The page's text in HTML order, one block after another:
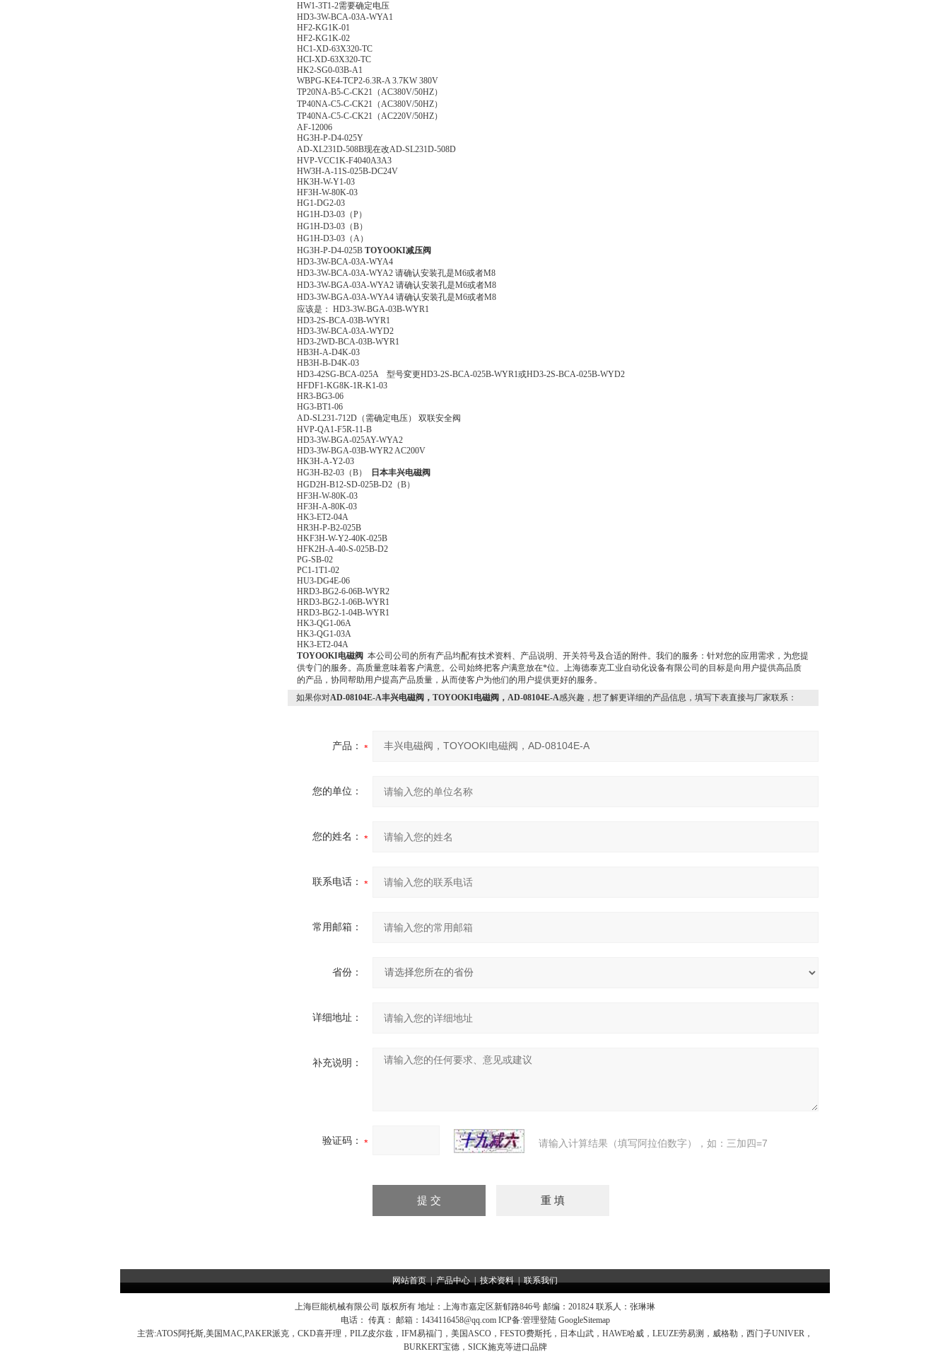
HW1-3T1-2需要确定电压
HD3-3W-BCA-03A-WYA1
HF2-KG1K-01
HF2-KG1K-02
HC1-XD-63X320-TC
HCI-XD-63X320-TC
HK2-SG0-03B-A1
WBPG-KE4-TCP2-6.3R-A 3.7KW 380V
TP20NA-B5-C-CK21（AC380V/50HZ）
TP40NA-C5-C-CK21（AC380V/50HZ）
TP40NA-C5-C-CK21（AC220V/50HZ）
AF-12006
HG3H-P-D4-025Y
AD-XL231D-508B现在改AD-SL231D-508D
HVP-VCC1K-F4040A3A3
HW3H-A-11S-025B-DC24V
HK3H-W-Y1-03
HF3H-W-80K-03
HG1-DG2-03
HG1H-D3-03（P）
HG1H-D3-03（B）
HG1H-D3-03（A）
HG3H-P-D4-025B TOYOOKI减压阀
HD3-3W-BCA-03A-WYA4
HD3-3W-BCA-03A-WYA2 请确认安装孔是M6或者M8
HD3-3W-BGA-03A-WYA2 请确认安装孔是M6或者M8
HD3-3W-BGA-03A-WYA4 请确认安装孔是M6或者M8
应该是： HD3-3W-BGA-03B-WYR1
HD3-2S-BCA-03B-WYR1
HD3-3W-BCA-03A-WYD2
HD3-2WD-BCA-03B-WYR1
HB3H-A-D4K-03
HB3H-B-D4K-03
HD3-42SG-BCA-025A 型号変更HD3-2S-BCA-025B-WYR1或HD3-2S-BCA-025B-WYD2
HFDF1-KG8K-1R-K1-03
HR3-BG3-06
HG3-BT1-06
AD-SL231-712D（需确定电压） 双联安全阀
HVP-QA1-F5R-11-B
HD3-3W-BGA-025AY-WYA2
HD3-3W-BGA-03B-WYR2 AC200V
HK3H-A-Y2-03
HG3H-B2-03（B）
日本丰兴电磁阀
HGD2H-B12-SD-025B-D2（B）
HF3H-W-80K-03
HF3H-A-80K-03
HK3-ET2-04A
HR3H-P-B2-025B
HKF3H-W-Y2-40K-025B
HFK2H-A-40-S-025B-D2
PG-SB-02
PC1-1T1-02
HU3-DG4E-06
HRD3-BG2-6-06B-WYR2
HRD3-BG2-1-06B-WYR1
HRD3-BG2-1-04B-WYR1
HK3-QG1-06A
HK3-QG1-03A
HK3-ET2-04A
TOYOOKI电磁阀 本公司公司的所有产品均配有技术资料、产品说明、开关符号及合适的附件。我们的服务：针对您的应用需求，为您提
供专门的服务。高质量意味着客户满意。公司始终把客户满意放在*位。上海德泰克工业自动化设备有限公司的目标是向用户提供高品质
的产品，协同帮助用户提高产品质量，从而使客户为他们的用户提供更好的服务。
如果你对AD-08104E-A丰兴电磁阀，TOYOOKI电磁阀，AD-08104E-A感兴趣，想了解更详细的产品信息，填写下表直接与厂家联系：
产品：
您的单位：
您的姓名：
联系电话：
常用邮箱：
省份：
详细地址：
补充说明：
验证码： 请输入计算结果（填写阿拉伯数字），如：三加四=7
网站首页|产品中心|技术资料|联系我们
上海巨能机械有限公司 版权所有 地址：上海市嘉定区新郁路846号 邮编：201824 联系人：张琳琳
电话： 传真： 邮箱： 1434116458@qq.comICP备:管理登陆 GoogleSitemap
主营:ATOS阿托斯,美国MAC,PAKER派克，CKD喜开理，PILZ皮尔兹，IFM易福门，美国ASCO，FESTO费斯托，日本山武，HAWE哈威，LEUZE劳易测，威格勒，西门子UNIVER，
BURKERT宝德，SICK施克等进口品牌